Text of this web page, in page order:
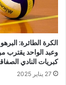
الكرة الطائرة:
وعبد الواحد يقترب
كبريات النادي
27 يناير 2025